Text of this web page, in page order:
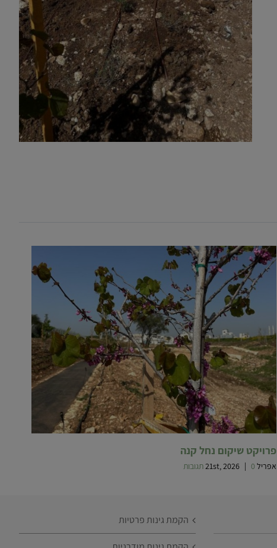
פרויקט שיקום נחל קנה
אפריל 21st, 2026 0 תגובות
הקמת גינות פרטיות